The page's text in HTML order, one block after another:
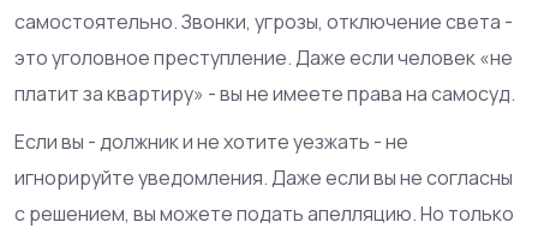
самостоятельно. Звонки, угрозы, отключение света -
это уголовное преступление. Даже если человек «не
платит за квартиру» - вы не имеете права на самосуд.
Если вы - должник и не хотите уезжать - не
игнорируйте уведомления. Даже если вы не согласны
с решением, вы можете подать апелляцию. Но только